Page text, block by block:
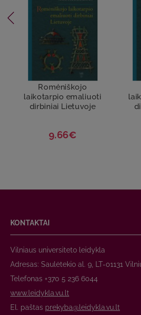
Romėniškojo
laikotarpio emaliuoti
dirbiniai Lietuvoje
9.66€
KONTAKTAI
Vilniaus universiteto leidykla
Adresas: Saulėtekio al. 9, LT-01131
Telefonas +370 5 236 6044
www.leidykla.vu.lt
El. paštas prekyba@leidykla.vu.lt